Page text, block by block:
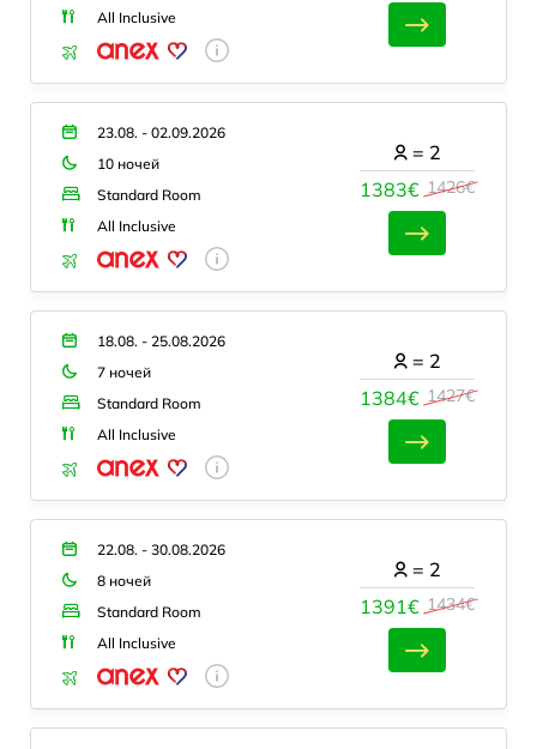
All Inclusive
23.08. - 02.09.2026
10 ночей
Standard Room
All Inclusive
1383€ 1426€
= 2
18.08. - 25.08.2026
7 ночей
Standard Room
All Inclusive
1384€ 1427€
= 2
22.08. - 30.08.2026
8 ночей
Standard Room
All Inclusive
1391€ 1434€
= 2